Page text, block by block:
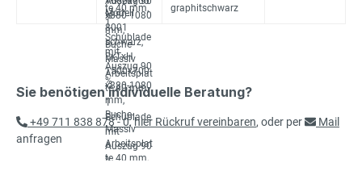
graphitschwarz
Sie benötigen individuelle Beratung?
+49 711 838 878 - 0,hier Rückruf vereinbaren, oder per
Mail
anfragen